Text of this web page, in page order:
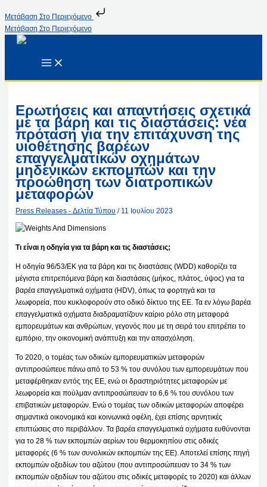
Μετάβαση Στο Περιεχόμενο
Μετάβαση Στο Περιεχόμενο
Ερωτήσεις και απαντήσεις σχετικά
με τα βάρη και τις διαστάσεις: νέα
πρόταση για την επιτάχυνση της
υιοθέτησης βαρέων
επαγγελματικών οχημάτων
μηδενικών εκπομπών και την
προώθηση των διατροπικών
μεταφορών
Press Releases - Δελτία Τύπου / 11 Ιουλίου 2023
Τι είναι η οδηγία για τα βάρη και τις διαστάσεις;
Η οδηγία 96/53/ΕΚ για τα βάρη και τις διαστάσεις (WDD) καθορίζει τα
μέγιστα επιτρεπόμενα βάρη και διαστάσεις (μήκος, πλάτος, ύψος) για τα
βαρέα επαγγελματικά οχήματα (HDV), όπως τα φορτηγά και τα
λεωφορεία, που κυκλοφορούν στο οδικό δίκτυο της ΕΕ. Τα εν λόγω βαρέα
επαγγελματικά οχήματα διαδραματίζουν καίριο ρόλο στη μεταφορά
εμπορευμάτων και ανθρώπων, γεγονός που με τη σειρά του επιτρέπει το
εμπόριο, την οικονομική ανάπτυξη και την απασχόληση.
Το 2020, ο τομέας των οδικών εμπορευματικών μεταφορών
αντιπροσώπευε πάνω από το 53 % του συνόλου των εμπορευμάτων που
μεταφέρθηκαν εντός της ΕΕ, ενώ οι δραστηριότητες μεταφορών με
λεωφορεία και πούλμαν αντιπροσώπευαν το 6,6 % του συνόλου των
επιβατικών μεταφορών. Ενώ ο τομέας των οδικών μεταφορών αποφέρει
σημαντικά οικονομικά και κοινωνικά οφέλη, έχει επίσης αρνητικές
επιπτώσεις στο περιβάλλον. Τα βαρέα επαγγελματικά οχήματα ευθύνονται
για το 28 % των εκπομπών αερίων του θερμοκηπίου στις οδικές
μεταφορές (6 % των συνολικών εκπομπών της ΕΕ). Αποτελεί επίσης πηγή
εκπομπών οξειδίων του αζώτου (που αντιπροσώπευαν το 34 % των
εκπομπών οξειδίων του αζώτου στις οδικές μεταφορές το 2020) και άλλων